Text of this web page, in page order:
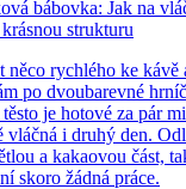
bábovka: Jak na
strukturu
rychlého ke kávě
po dvoubarevné
je hotové za pár
vláčná i druhý den.
a kakaovou část,
skoro žádná práce.